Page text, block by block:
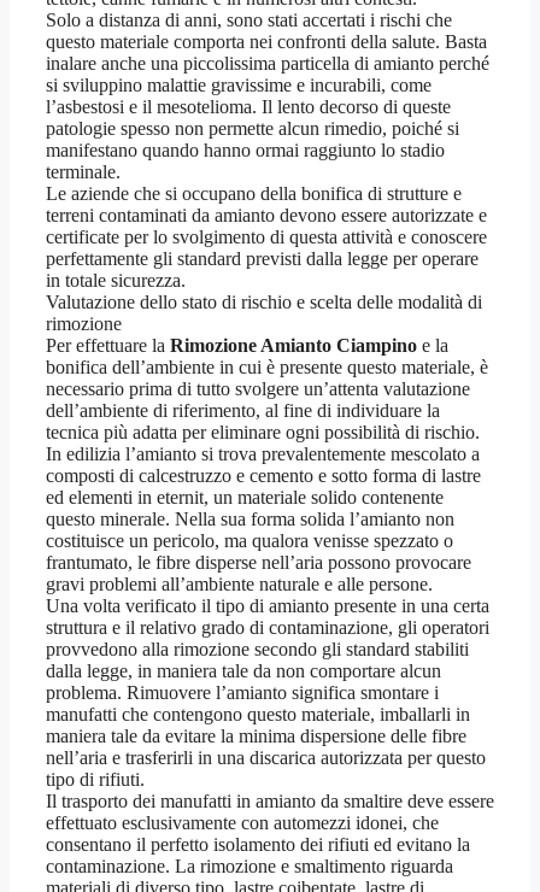
Solo a distanza di anni, sono stati accertati i rischi che
questo materiale comporta nei confronti della salute. Basta
inalare anche una piccolissima particella di amianto perché
si sviluppino malattie gravissime e incurabili, come
l’asbestosi e il mesotelioma. Il lento decorso di queste
patologie spesso non permette alcun rimedio, poiché si
manifestano quando hanno ormai raggiunto lo stadio
terminale.
Le aziende che si occupano della bonifica di strutture e
terreni contaminati da amianto devono essere autorizzate e
certificate per lo svolgimento di questa attività e conoscere
perfettamente gli standard previsti dalla legge per operare
in totale sicurezza.
Valutazione dello stato di rischio e scelta delle modalità di
rimozione
Per effettuare la Rimozione Amianto Ciampino e la
bonifica dell’ambiente in cui è presente questo materiale, è
necessario prima di tutto svolgere un’attenta valutazione
dell’ambiente di riferimento, al fine di individuare la
tecnica più adatta per eliminare ogni possibilità di rischio.
In edilizia l’amianto si trova prevalentemente mescolato a
composti di calcestruzzo e cemento e sotto forma di lastre
ed elementi in eternit, un materiale solido contenente
questo minerale. Nella sua forma solida l’amianto non
costituisce un pericolo, ma qualora venisse spezzato o
frantumato, le fibre disperse nell’aria possono provocare
gravi problemi all’ambiente naturale e alle persone.
Una volta verificato il tipo di amianto presente in una certa
struttura e il relativo grado di contaminazione, gli operatori
provvedono alla rimozione secondo gli standard stabiliti
dalla legge, in maniera tale da non comportare alcun
problema. Rimuovere l’amianto significa smontare i
manufatti che contengono questo materiale, imballarli in
maniera tale da evitare la minima dispersione delle fibre
nell’aria e trasferirli in una discarica autorizzata per questo
tipo di rifiuti.
Il trasporto dei manufatti in amianto da smaltire deve essere
effettuato esclusivamente con automezzi idonei, che
consentano il perfetto isolamento dei rifiuti ed evitano la
contaminazione. La rimozione e smaltimento riguarda
materiali di diverso tipo, lastre coibentate, lastre di